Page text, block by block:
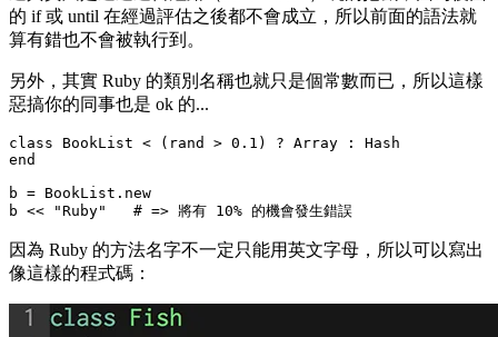
的 if 或 until 在經過評估之後都不會成立，所以前面的語法就
算有錯也不會被執行到。
另外，其實 Ruby 的類別名稱也就只是個常數而已，所以這樣
惡搞你的同事也是 ok 的...
class BookList < (rand > 0.1) ? Array : Hash
end
b = BookList.new
因為 Ruby 的方法名字不一定只能用英文字母，所以可以寫出
像這樣的程式碼：